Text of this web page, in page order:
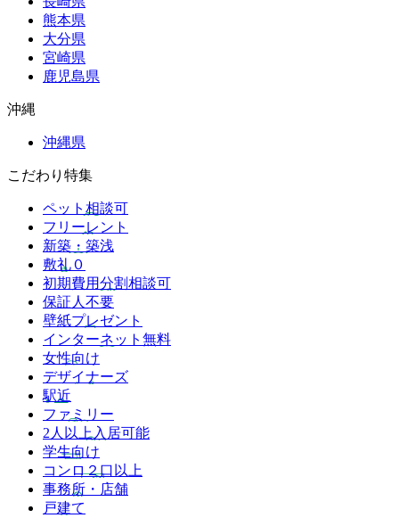
熊本県
大分県
宮崎県
鹿児島県
沖縄
沖縄県
こだわり特集
ペット相談可
フリーレント
新築・築浅
敷礼０
初期費用分割相談可
保証人不要
壁紙プレゼント
インターネット無料
女性向け
デザイナーズ
駅近
ファミリー
2人以上入居可能
学生向け
コンロ２口以上
事務所・店舗
戸建て